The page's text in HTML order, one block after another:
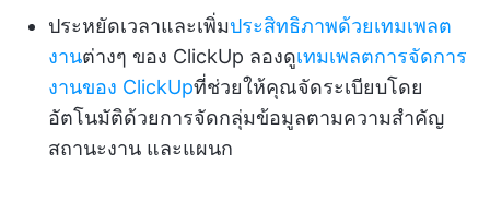
ประหยัดเวลาและเพิ่มประสิทธิภาพด้วยเทมเพลต
งานต่างๆ ของ ClickUp ลองดูเทมเพลตการจัดการ
งานของ ClickUpที่ช่วยให้คุณจัดระเบียบโดย
อัตโนมัติด้วยการจัดกลุ่มข้อมูลตามความสำคัญ
สถานะงาน และแผนก